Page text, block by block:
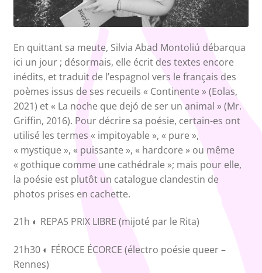
En quittant sa meute, Silvia Abad Montoliú débarqua
ici un jour ; désormais, elle écrit des textes encore
inédits, et traduit de l’espagnol vers le français des
poèmes issus de ses recueils « Continente » (Eolas,
2021) et « La noche que dejó de ser un animal » (Mr.
Griffin, 2016). Pour décrire sa poésie, certain-es ont
utilisé les termes « impitoyable », « pure »,
« mystique », « puissante », « hardcore » ou même
« gothique comme une cathédrale »; mais pour elle,
la poésie est plutôt un catalogue clandestin de
photos prises en cachette.
21h ◐ REPAS PRIX LIBRE (mijoté par le Rita)
21h30 ◐ FÉROCE ÉCORCE (électro poésie queer –
Rennes)